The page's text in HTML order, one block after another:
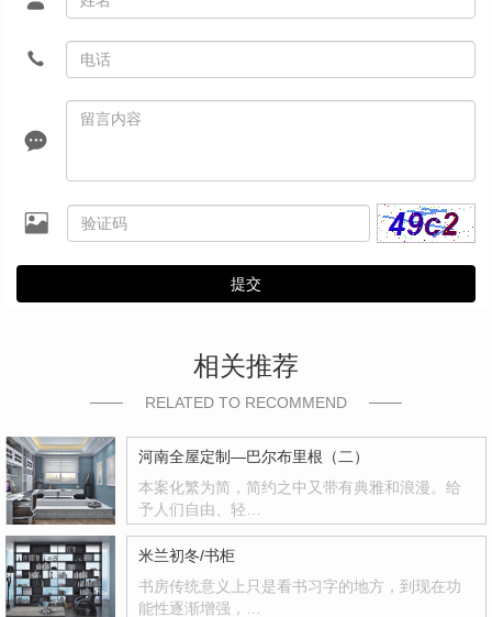
提交
相关推荐
RELATED TO RECOMMEND
河南全屋定制—巴尔布里根（二）
本案化繁为简，简约之中又带有典雅和浪漫。给
予人们自由、轻…
米兰初冬/书柜
书房传统意义上只是看书习字的地方，到现在功
能性逐渐增强，…